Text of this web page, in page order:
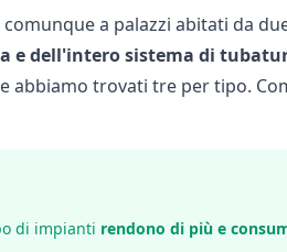
comunque a palazzi abitati da
e dell'intero sistema di
abbiamo trovati tre per tipo.
di impianti rendono di più e